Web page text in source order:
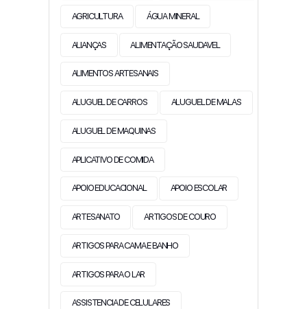
AGRICULTURA ÁGUA MINERAL
ALIANÇAS ALIMENTAÇÃO SAUDAVEL
ALIMENTOS ARTESANAIS
ALUGUEL DE CARROS ALUGUEL DE MALAS
ALUGUEL DE MAQUINAS
APLICATIVO DE COMIDA
APOIO EDUCACIONAL APOIO ESCOLAR
ARTESANATO ARTIGOS DE COURO
ARTIGOS PARA CAMA E BANHO
ARTIGOS PARA O LAR
ASSISTENCIA DE CELULARES